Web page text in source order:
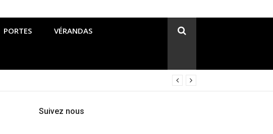
PORTES VÉRANDAS
Suivez nous